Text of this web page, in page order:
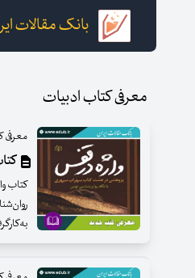
بانک مقالات
معرفی کتاب ادبیات
معرفی
کتاب